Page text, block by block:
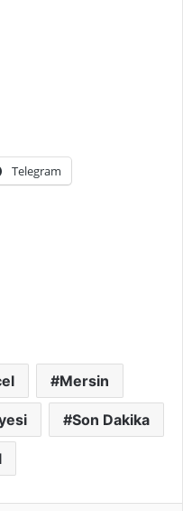
Telegram
Mersin
Son Dakika